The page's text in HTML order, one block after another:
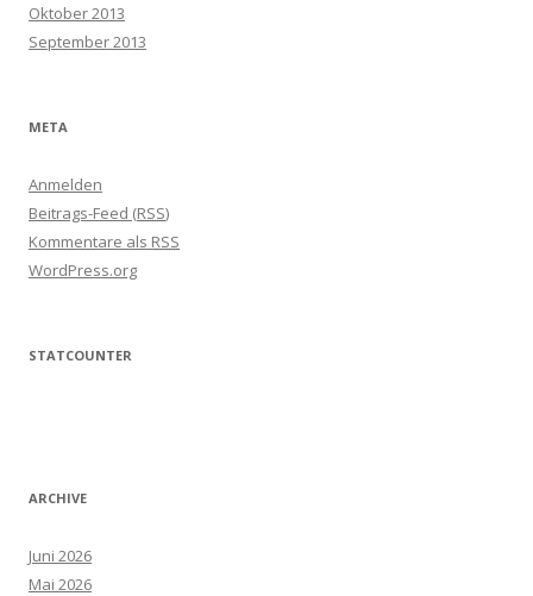
Oktober 2013
September 2013
META
Anmelden
Beitrags-Feed (RSS)
Kommentare als RSS
WordPress.org
STATCOUNTER
ARCHIVE
Juni 2026
Mai 2026